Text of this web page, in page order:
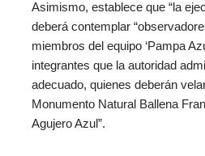
Asimismo, establece que “la
deberá contemplar
miembros del equipo ‘Pampa
integrantes que la autoridad
adecuado, quienes deberán
Monumento Natural Ballena
Agujero Azul”.